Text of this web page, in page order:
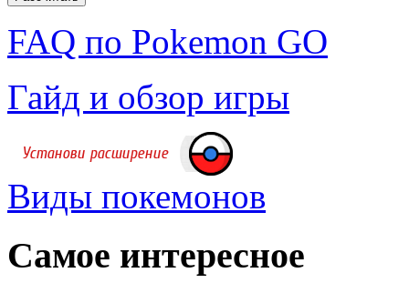
FAQ по Pokemon GO
Гайд и обзор игры
Виды покемонов
Самое интересное